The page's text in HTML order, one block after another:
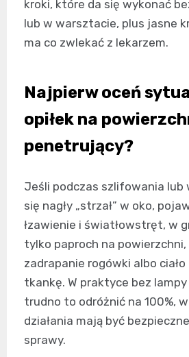
kroki, które da się wykonać
lub w warsztacie, plus jasne
ma co zwlekać z lekarzem.
Najpierw oceń
opiłek na
penetrujący?
Jeśli podczas szlifowania lub
się nagły „strzał” w oko,
łzawienie i światłowstręt, w
tylko paproch na
zadrapanie rogówki albo
tkankę. W praktyce bez
trudno to odróżnić na 100%,
działania mają być
sprawy.